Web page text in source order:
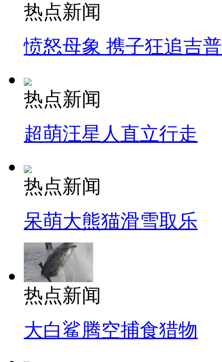
热点新闻
愤怒母象 携子狂追吉
热点新闻
超萌汪星人直立行走
热点新闻
呆萌大熊猫滑雪取乐
热点新闻
大白鲨腾空捕食猎物